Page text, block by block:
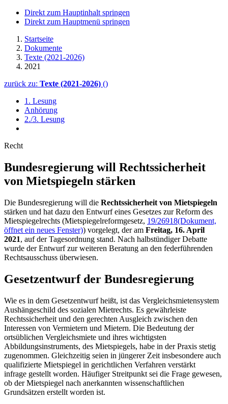
Direkt zum Hauptinhalt springen
Direkt zum Hauptmenü springen
Startseite
Dokumente
Texte (2021-2026)
2021
zurück zu: Texte (2021-2026) ()
1. Lesung
Anhörung
2./3. Lesung
Recht
Bundesregierung will Rechts­sicherheit
von Miet­spiegeln stärken
Die Bundesregierung will die Rechtssicherheit von Mietspiegeln
stärken und hat dazu den Entwurf eines Gesetzes zur Reform des
Mietspiegelrechts (Mietspiegelreformgesetz, 19/26918(Dokument,
öffnet ein neues Fenster)) vorgelegt, der am Freitag, 16. April
2021, auf der Tagesordnung stand. Nach halbstündiger Debatte
wurde der Entwurf zur weiteren Beratung an den federführenden
Rechtsausschuss überwiesen.
Gesetzentwurf der Bundesregierung
Wie es in dem Gesetzentwurf heißt, ist das Vergleichsmietensystem
Aushängeschild des sozialen Mietrechts. Es gewährleiste
Rechtssicherheit und den gerechten Ausgleich zwischen den
Interessen von Vermietern und Mietern. Die Bedeutung der
ortsüblichen Vergleichsmiete und ihres wichtigsten
Abbildungsinstruments, des Mietspiegels, habe in der Praxis stetig
zugenommen. Gleichzeitig seien in jüngerer Zeit insbesondere auch
qualifizierte Mietspiegel in gerichtlichen Verfahren verstärkt
infrage gestellt worden. Häufiger Streitpunkt sei die Frage gewesen,
ob der Mietspiegel nach anerkannten wissenschaftlichen
Grundsätzen erstellt worden ist.